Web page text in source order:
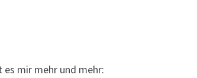
es mir mehr und mehr: